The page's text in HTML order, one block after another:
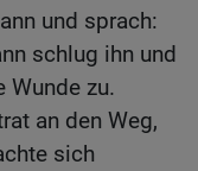
und sprach:
schlug ihn und
Wunde zu.
an den Weg,
sich